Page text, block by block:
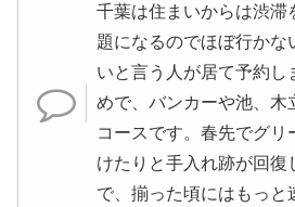
千葉は住まいからは渋滞
題になるのでほぼ行かな
いと言う人が居て予約し
めで、バンカーや池、木
コースです。春先でグリ
けたりと手入れ跡が回復
で、揃った頃にはもっと